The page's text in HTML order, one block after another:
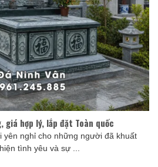
giá hợp lý, lắp đặt Toàn quốc
yên nghỉ cho những người đã khuất
tình yêu và sự ...